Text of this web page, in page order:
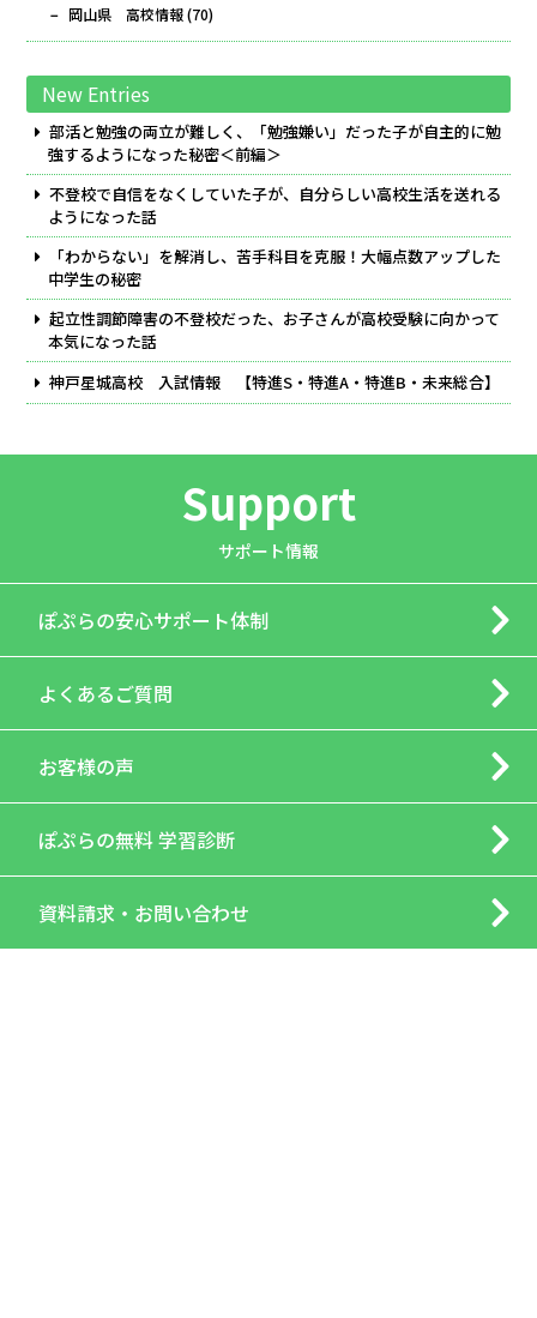
岡山県 高校情報(70)
New Entries
部活と勉強の両立が難しく、「勉強嫌い」だった子が自主的に勉
強するようになった秘密＜前編＞
不登校で自信をなくしていた子が、自分らしい高校生活を送れる
ようになった話
「わからない」を解消し、苦手科目を克服！大幅点数アップした
中学生の秘密
起立性調節障害の不登校だった、お子さんが高校受験に向かって
本気になった話
神戸星城高校 入試情報 【特進S・特進A・特進B・未来総合】
Support
サポート情報
ぽぷらの安心サポート体制
よくあるご質問
お客様の声
ぽぷらの無料 学習診断
資料請求・ お問い合わせ